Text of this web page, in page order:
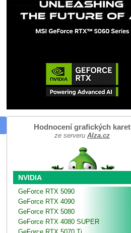
Hodnocení grafických karet
ze serveru Alza.cz
NVIDIA
GeForce RTX 5090
GeForce RTX 4090
GeForce RTX 5080
GeForce RTX 4080 SUPER